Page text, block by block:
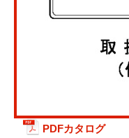
PDFカタログ